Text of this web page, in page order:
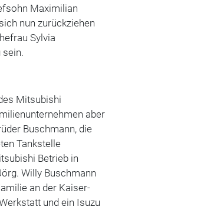
Maximilian
nun zurückziehen
Sylvia
Mitsubishi
aber
Buschmann, die
Tankstelle
Betrieb in
Willy Buschmann
an der Kaiser-
und ein Isuzu